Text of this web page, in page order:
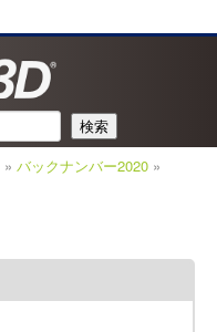
検索
» バックナンバー2020 »